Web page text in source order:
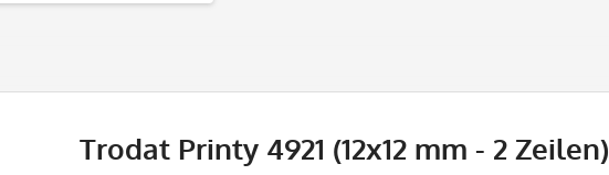
Trodat Printy 4921 (12x12 mm - 2 Zeilen)